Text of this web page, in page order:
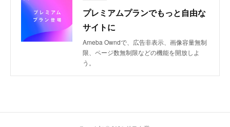
プレミアムプランでもっと自由な
サイトに
Ameba Owndで、広告非表示、画像容量無制
限、ページ数無制限などの機能を開放しよ
う。